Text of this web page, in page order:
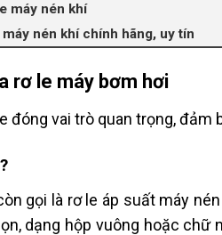
máy nén khí
nén khí chính hãng, uy tín
rơ le máy bơm hơi
đóng vai trò quan trọng,
gọi là rơ le áp suất máy
dạng hộp vuông hoặc